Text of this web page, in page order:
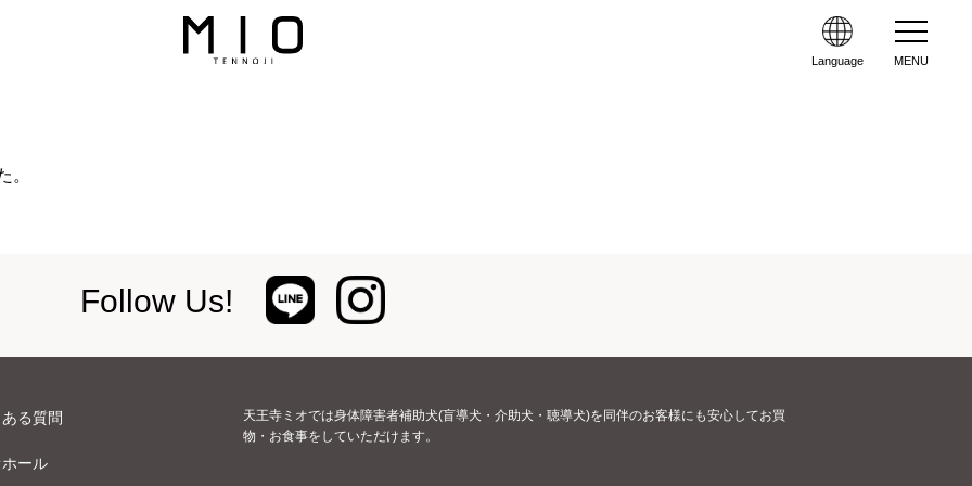
Language MENU
。
Follow Us!
る質問
ール
天王寺ミオでは身体障害者補助犬(盲導犬・介助犬・聴導犬)を同伴のお客様にも安心してお買
物・お食事をしていただけます。